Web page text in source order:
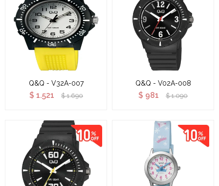
Q&Q - V32A-007
$ 1.521 $ 1.690
Q&Q - V02A-008
$ 981 $ 1.090